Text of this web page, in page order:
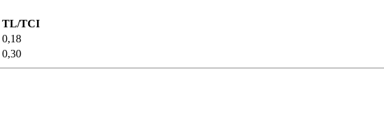
TL/TCI
0,18
0,30